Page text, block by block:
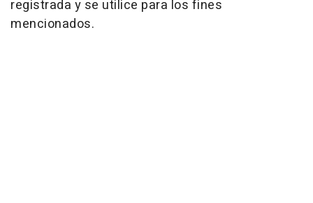
registrada y se utilice para los fines
mencionados.